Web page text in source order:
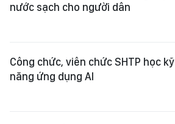
nước sạch cho người dân
Công chức, viên chức SHTP học kỹ
năng ứng dụng AI